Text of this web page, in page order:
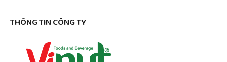
THÔNG TIN CÔNG TY